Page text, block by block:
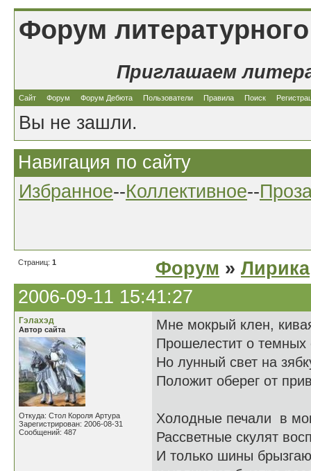
Форум
Приглашаем
Сайт Форум Форум Дебюта Пользователи Правила Поиск
Вы не зашли.
Навигация по сайту
Избранное--Коллективное--
Страниц: 1 Форум » Лирика
2006-09-11 15:41:27
Гэлахэд
Автор сайта
Откуда: Стол Короля Артура
Зарегистрирован: 2006-08-31
Сообщений: 487
Мне мокрый клен,
Прошелестит о темных
Но лунный свет на
Положит оберег от
Холодные печали в
Рассветные скулят
И только шины